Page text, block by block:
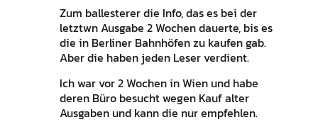
Zum ballesterer die Info, das es bei der
letztwn Ausgabe 2 Wochen dauerte, bis es
die in Berliner Bahnhöfen zu kaufen gab.
Aber die haben jeden Leser verdient.
Ich war vor 2 Wochen in Wien und habe
deren Büro besucht wegen Kauf alter
Ausgaben und kann die nur empfehlen.